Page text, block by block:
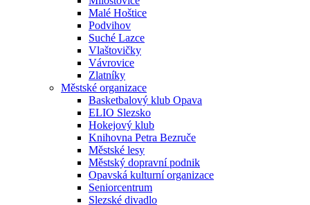
Malé Hoštice
Podvihov
Suché Lazce
Vlaštovičky
Vávrovice
Zlatníky
Městské organizace
Basketbalový klub Opava
ELIO Slezsko
Hokejový klub
Knihovna Petra Bezruče
Městské lesy
Městský dopravní podnik
Opavská kulturní organizace
Seniorcentrum
Slezské divadlo